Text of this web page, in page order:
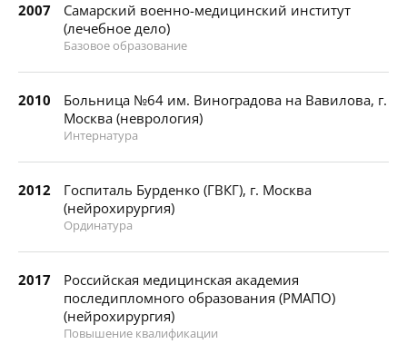
2007
Самарский военно-медицинский институт
(лечебное дело)
Базовое образование
2010
Больница №64 им. Виноградова на Вавилова, г.
Москва (неврология)
Интернатура
2012
Госпиталь Бурденко (ГВКГ), г. Москва
(нейрохирургия)
Ординатура
2017
Российская медицинская академия
последипломного образования (РМАПО)
(нейрохирургия)
Повышение квалификации